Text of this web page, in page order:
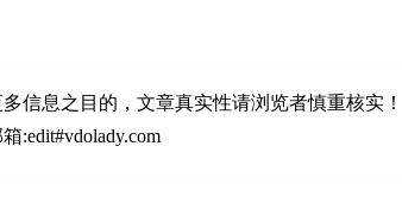
信息之目的，文章真实性请浏览者慎重核实！
:edit#vdolady.com